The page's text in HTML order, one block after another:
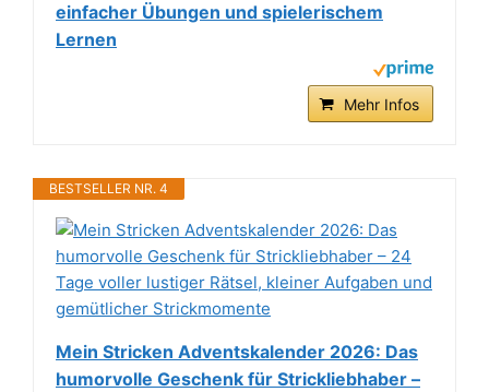
einfacher Übungen und spielerischem
Lernen
Mehr Infos
BESTSELLER NR. 4
Mein Stricken Adventskalender 2026: Das
humorvolle Geschenk für Strickliebhaber –